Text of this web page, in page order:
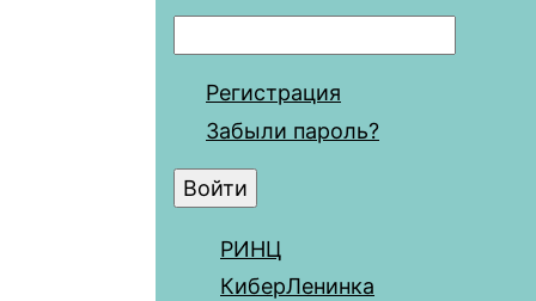
Регистрация
Забыли пароль?
РИНЦ
КиберЛенинка